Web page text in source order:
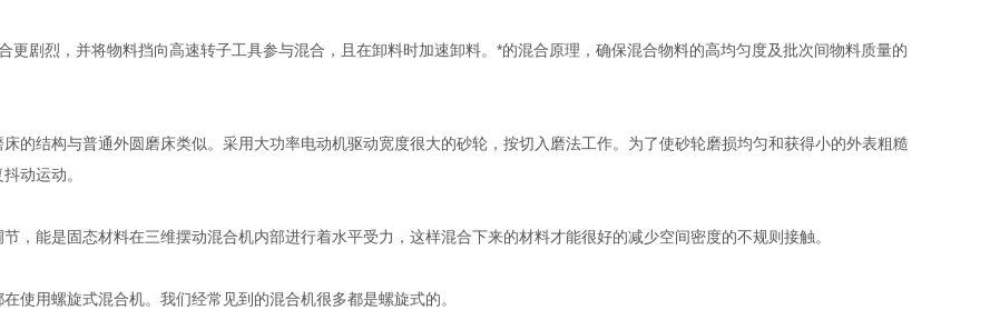
剧烈，并将物料挡向高速转子工具参与混合，且在卸料时加速卸料。*的混合原理，确保混合物料的高均匀度及批次间物料质量的
结构与普通外圆磨床类似。采用大功率电动机驱动宽度很大的砂轮，按切入磨法工作。为了使砂轮磨损均匀和获得小的外表粗糙
动运动。
能是固态材料在三维摆动混合机内部进行着水平受力，这样混合下来的材料才能很好的减少空间密度的不规则接触。
用螺旋式混合机。我们经常见到的混合机很多都是螺旋式的。